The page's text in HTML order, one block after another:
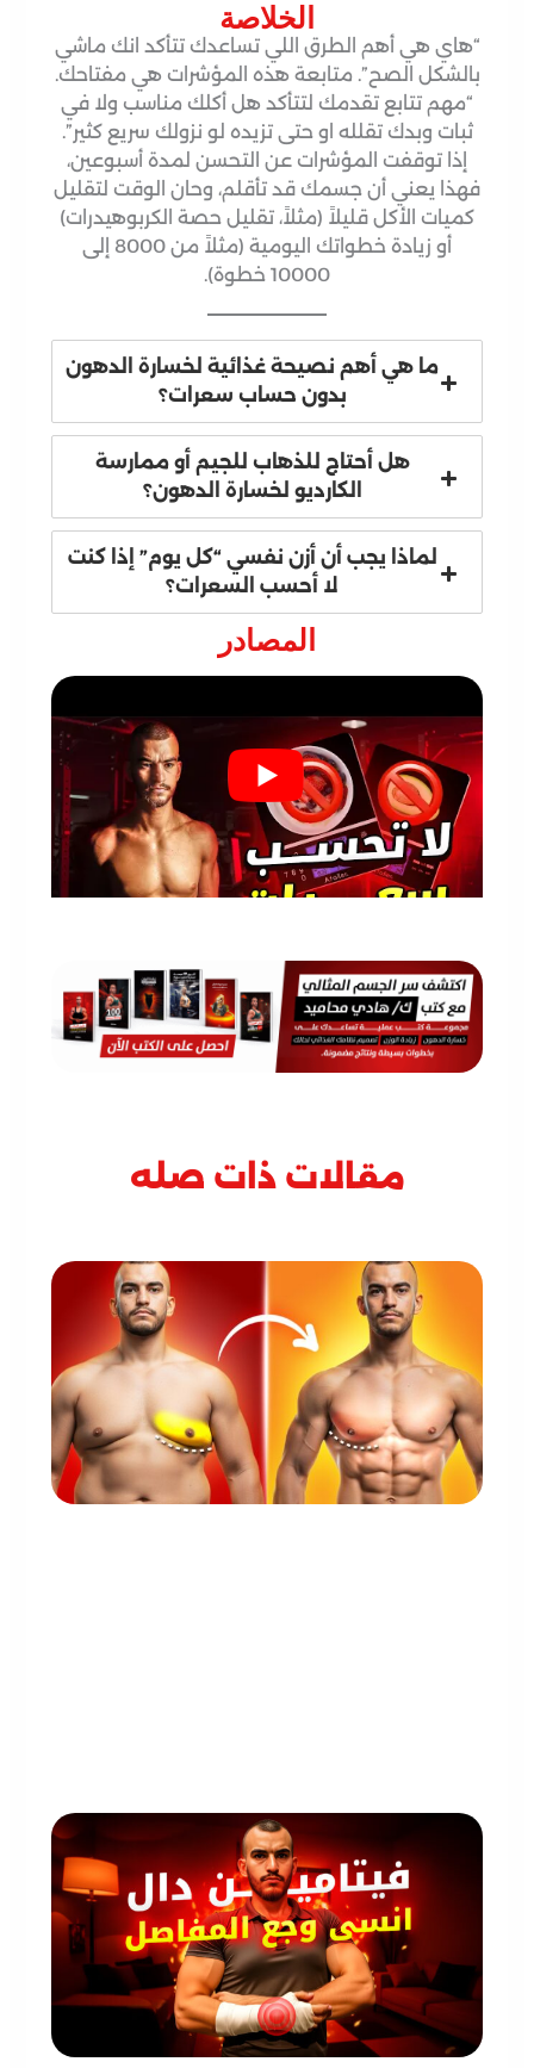
الخلاصة
“هاي هي أهم الطرق اللي تساعدك تتأكد انك ماشي
بالشكل الصح”. متابعة هذه المؤشرات هي مفتاحك.
“مهم تتابع تقدمك لتتأكد هل أكلك مناسب ولا في
ثبات وبدك تقلله او حتى تزيده لو نزولك سريع كثير”.
إذا توقفت المؤشرات عن التحسن لمدة أسبوعين،
فهذا يعني أن جسمك قد تأقلم، وحان الوقت لتقليل
كميات الأكل قليلاً (مثلاً، تقليل حصة الكربوهيدرات)
أو زيادة خطواتك اليومية (مثلاً من 8000 إلى
10000 خطوة).
ما هي أهم نصيحة غذائية لخسارة الدهون
بدون حساب سعرات؟
هل أحتاج للذهاب للجيم أو ممارسة
الكارديو لخسارة الدهون؟
لماذا يجب أن أزن نفسي “كل يوم” إذا كنت
لا أحسب السعرات؟
المصادر
مقالات ذات صله